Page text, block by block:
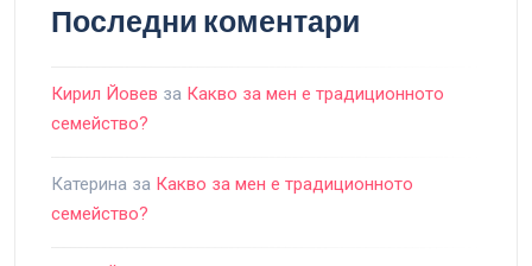
Последни коментари
Кирил Йовев за Какво за мен е традиционното
семейство?
Катерина за Какво за мен е традиционното
семейство?